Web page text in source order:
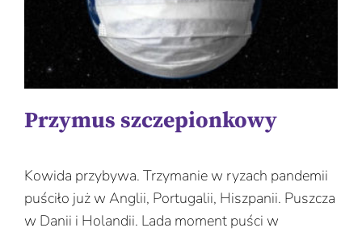
Przymus szczepionkowy
Kowida przybywa. Trzymanie w ryzach pandemii
puściło już w Anglii, Portugalii, Hiszpanii. Puszcza
w Danii i Holandii. Lada moment puści w